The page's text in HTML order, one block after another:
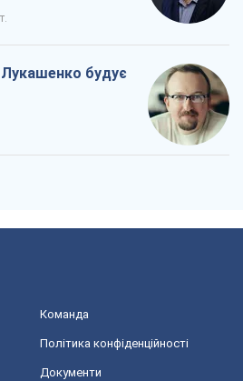
Лукашенко будує
Команда
Політика конфіденційності
Документи